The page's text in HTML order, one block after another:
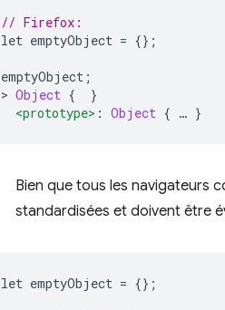
// Firefox:
let emptyObject = {};
emptyObject ;
> Object {
}
<prototype> : Object { … }
Bien que tous les navigateurs
standardisées et doivent être
let emptyObject = {};